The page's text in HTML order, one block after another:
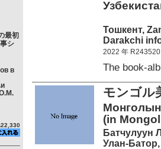
最初
シ
в
Тошкент,
Darakchi
2022 年 R243520
The book-
モンゴル
Монголын
(in
Батчулуун
Улан-